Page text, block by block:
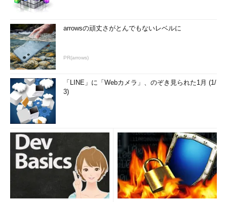
arrowsの頑丈さがとんでもないレベルに
PR(arrows)
「LINE」に「Webカメラ」、のぞき見られた1月 (1/
3)